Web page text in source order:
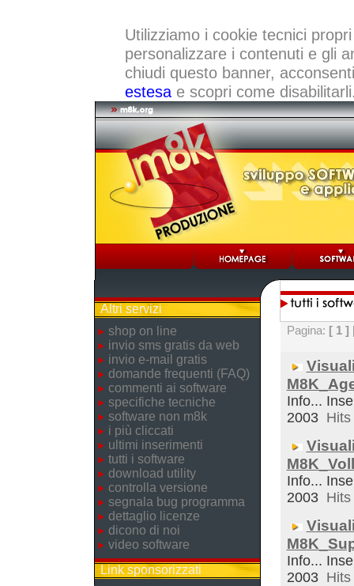
Utilizziamo i cookie tecnici
personalizzare i contenuti e gli
chiudi questo banner,
estesae scopri come
Altri servizi
shop on line
invio sms gratis da web
invio e-mail gratis
domande frequenti (FAQ)
commenti ai software
specifiche tecniche
software non m8k
i più cliccati
ultimi inserimenti
tutti i software
download utility
controlla versione
segnala bug programma
dettaglio licenze
dicono di noi
video software
Link sponsorizzati
Pagina: [ 1 ]
Info...
2003
Info...
2003
Info...
2003